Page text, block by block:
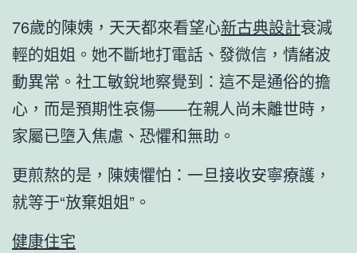
76歲的陳姨，天天都來看望心新古典設計衰減
輕的姐姐。她不斷地打電話、發微信，情緒波
動異常。社工敏銳地察覺到：這不是通俗的擔
心，而是預期性哀傷——在親人尚未離世時，
家屬已墮入焦慮、恐懼和無助。
更煎熬的是，陳姨懼怕：一旦接收安寧療護，
就等于“放棄姐姐”。
健康住宅